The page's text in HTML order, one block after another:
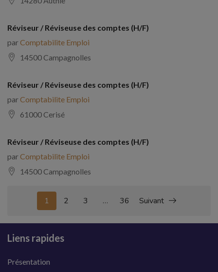
Réviseur / Réviseuse des comptes (H/F)
parComptabilite Emploi
14500 Campagnolles
Réviseur / Réviseuse des comptes (H/F)
parComptabilite Emploi
61000 Cerisé
Réviseur / Réviseuse des comptes (H/F)
parComptabilite Emploi
14500 Campagnolles
1 2 3 … 36 Suivant
Liens rapides
Présentation